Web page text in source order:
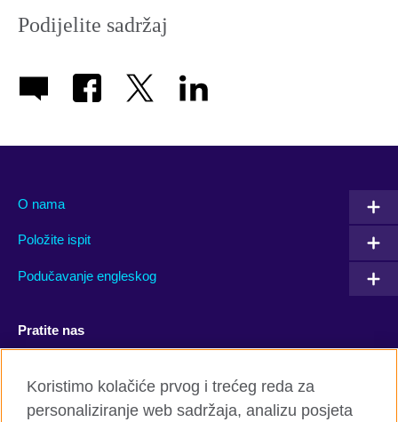
Podijelite sadržaj
O nama
Položite ispit
Podučavanje engleskog
Pratite nas
Twitter Flickr
Koristimo kolačiće prvog i trećeg reda za
personaliziranje web sadržaja, analizu posjeta